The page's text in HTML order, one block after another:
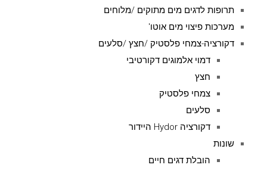
תרופות לדגים מים מתוקים /מלוחים
מערכות פיצוי מים אוטו'
דקורציה-צמחי פלסטיק /חצץ /סלעים
דמוי אלמוגים דקורטיבי
חצץ
צמחי פלסטיק
סלעים
דקורציה Hydor היידור
שונות
הובלת דגים חיים